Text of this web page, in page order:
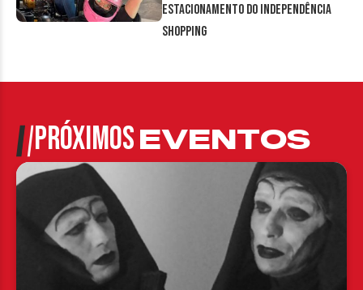
estacionamento do Independência
Shopping
PRÓXIMOSEVENTOS